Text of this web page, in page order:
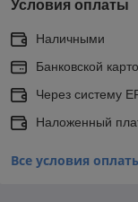
Условия оплаты
Наличными
Банковской
Через систему
Наложенный
Все условия